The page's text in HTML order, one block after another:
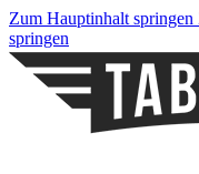
Zum Hauptinhalt springen
springen